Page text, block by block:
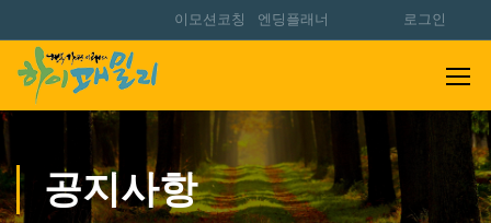
이모션코칭 엔딩플래너 로그인
공지사항